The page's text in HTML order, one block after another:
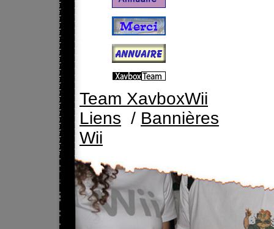
Team XavboxWii
Liens / Bannières
Wii